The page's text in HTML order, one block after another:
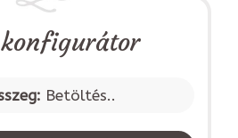
Betöltés..